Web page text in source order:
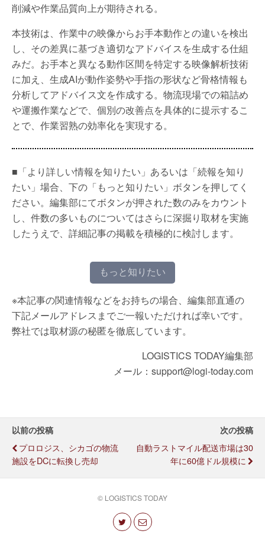
削減や作業品質向上が期待される。
本技術は、作業中の映像からお手本動作との違いを検出
し、その差異に基づき適切なアドバイスを生成する仕組
みだ。お手本と異なる動作区間を特定する映像解析技術
に加え、生成AIが動作姿勢や手指の形状など骨格情報も
分析してアドバイス文を作成する。物流現場での箱詰め
や運搬作業などで、個別の改善点を具体的に提示するこ
とで、作業習熟の効率化を実現する。
■「より詳しい情報を知りたい」あるいは「続報を知り
たい」場合、下の「もっと知りたい」ボタンを押してく
ださい。編集部にてボタンが押された数のみをカウント
し、件数の多いものについてはさらに深掘り取材を実施
したうえで、詳細記事の掲載を積極的に検討します。
もっと知りたい
※本記事の関連情報などをお持ちの場合、編集部直通の
下記メールアドレスまでご一報いただければ幸いです。
弊社では取材源の秘匿を徹底しています。
LOGISTICS TODAY編集部
メール：support@logi-today.com
以前の投稿
プロロジス、シカゴの物流
施設をDCに転換し売却
次の投稿
自動ラストマイル配送市場は30
年に60億ドル規模に
© LOGISTICS TODAY